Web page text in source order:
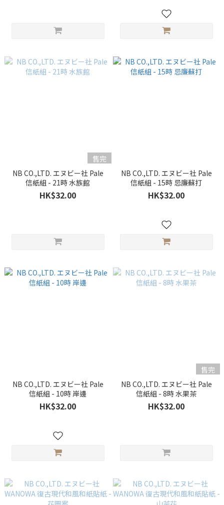
售完
NB CO.,LTD. エヌビー社 Pale
信紙組 - 21時 水族館
HK$32.00
NB CO.,LTD. エヌビー社 Pale
信紙組 - 15時 忌廉蘇打
HK$32.00
NB CO.,LTD. エヌビー社 Pale
信紙組 - 10時 岸邊
HK$32.00
售完
NB CO.,LTD. エヌビー社 Pale
信紙組 - 8時 水果茶
HK$32.00